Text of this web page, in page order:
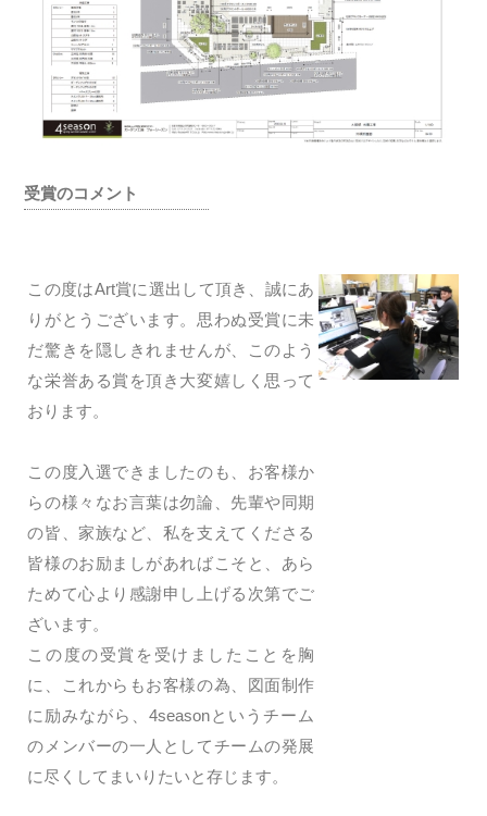
受賞のコメント
この度はArt賞に選出して頂き、誠にあ
りがとうございます。思わぬ受賞に未
だ驚きを隠しきれませんが、このよう
な栄誉ある賞を頂き大変嬉しく思って
おります。
この度入選できましたのも、お客様か
らの様々なお言葉は勿論、先輩や同期
の皆、家族など、私を支えてくださる
皆様のお励ましがあればこそと、あら
ためて心より感謝申し上げる次第でご
ざいます。
この度の受賞を受けましたことを胸
に、これからもお客様の為、図面制作
に励みながら、4seasonというチーム
のメンバーの一人としてチームの発展
に尽くしてまいりたいと存じます。